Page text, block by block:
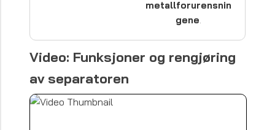
metallforurensnin
gene
Video: Funksjoner og rengjøring
av separatoren